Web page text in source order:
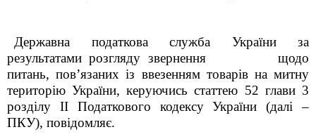
Державна податкова служба України за
результатами розгляду звернення щодо
питань, пов’язаних із ввезенням товарів на митну
територію України, керуючись статтею 52 глави 3
розділу ІІ Податкового кодексу України (далі –
ПКУ), повідомляє.